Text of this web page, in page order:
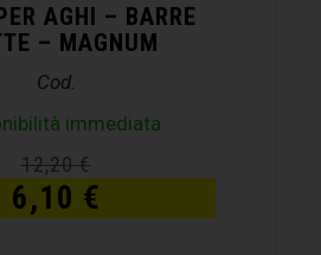
AGHI – BARRE
– MAGNUM
Cod.
immediata
12,20€
6,10 €